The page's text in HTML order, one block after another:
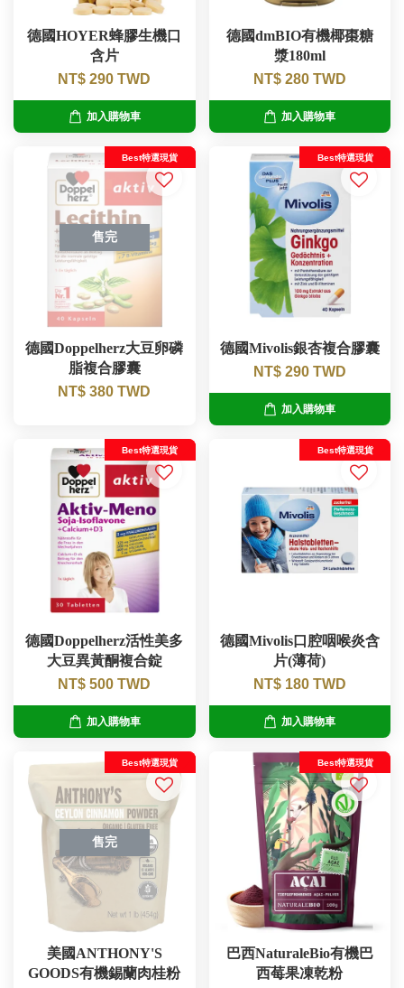
德國HOYER蜂膠生機口
含片
NT$ 290 TWD
加入購物車
德國dmBIO有機椰棗糖
漿180ml
NT$ 280 TWD
加入購物車
售完
Best特選現貨
德國Doppelherz大豆卵磷
脂複合膠囊
NT$ 380 TWD
Best特選現貨
德國Mivolis銀杏複合膠囊
NT$ 290 TWD
加入購物車
Best特選現貨
德國Doppelherz活性美多
大豆異黃酮複合錠
NT$ 500 TWD
加入購物車
Best特選現貨
德國Mivolis口腔咽喉炎含
片(薄荷)
NT$ 180 TWD
加入購物車
售完
Best特選現貨
美國ANTHONY'S
GOODS有機錫蘭肉桂粉
Best特選現貨
巴西NaturaleBio有機巴
西莓果凍乾粉